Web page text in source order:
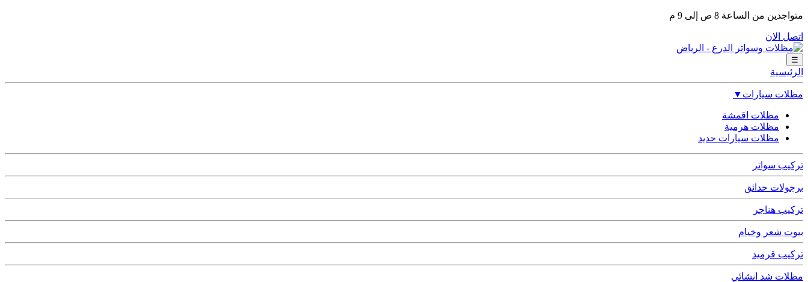
متواجدين من الساعة 8 ص إلى 9 م
اتصل الان
☰
الرئيسية
مظلات سيارات ▼
مظلات اقمشة
مظلات هرمية
مظلات سيارات حديد
تركيب سواتر
برجولات حدائق
تركيب هناجر
بيوت شعر وخيام
تركيب قرميد
مظلات شد انشائي